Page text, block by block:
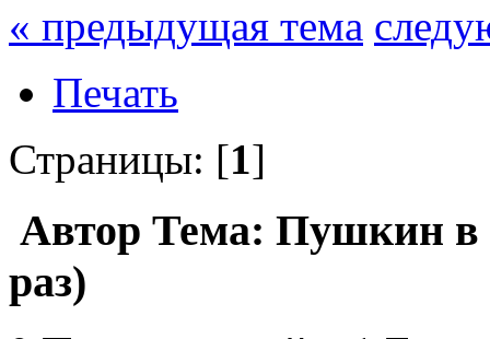
« предыдущая тема
Печать
Страницы: [1]
Автор Тема: Пушкин в
раз)